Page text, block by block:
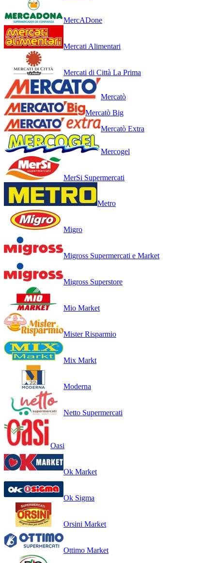
MercADone
Mercati Alimentari
Mercati di Città La Prima
Mercatò
Mercatò Big
Mercatò Extra
Mercogel
MerSi Supermercati
Metro
Migro
Migross Supermercati e Market
Migross Superstore
Mio Market
Mister Risparmio
Mix Markt
Moderna
Netto Supermercati
Oasi
Ok Market
Ok Sigma
Orsini Market
Ottimo Market